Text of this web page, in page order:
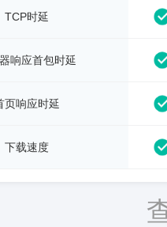
TCP时延
响应首包时延
页响应时延
下载速度